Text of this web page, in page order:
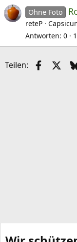
Ohne Foto
reteP
Antworten 0
Teilen: X